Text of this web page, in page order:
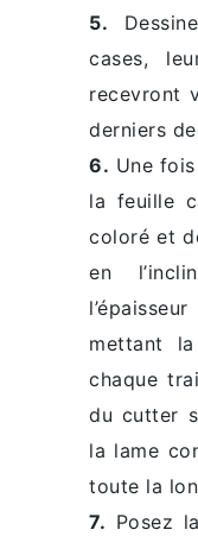
5.
cases,
recevront
derniers
6. Une
la feuille
coloré et
en
mettant
chaque
du cutter
la lame
toute la
7. Posez